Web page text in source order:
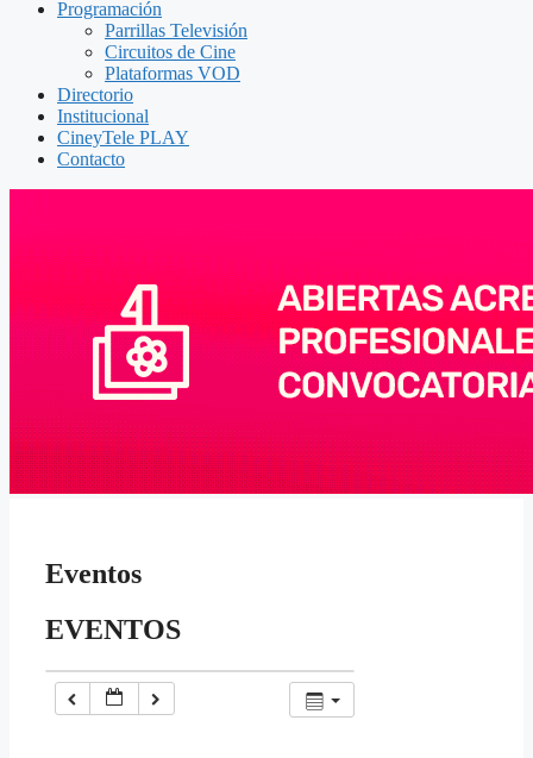
Programación
Parrillas Televisión
Circuitos de Cine
Plataformas VOD
Directorio
Institucional
CineyTele PLAY
Contacto
Eventos
EVENTOS